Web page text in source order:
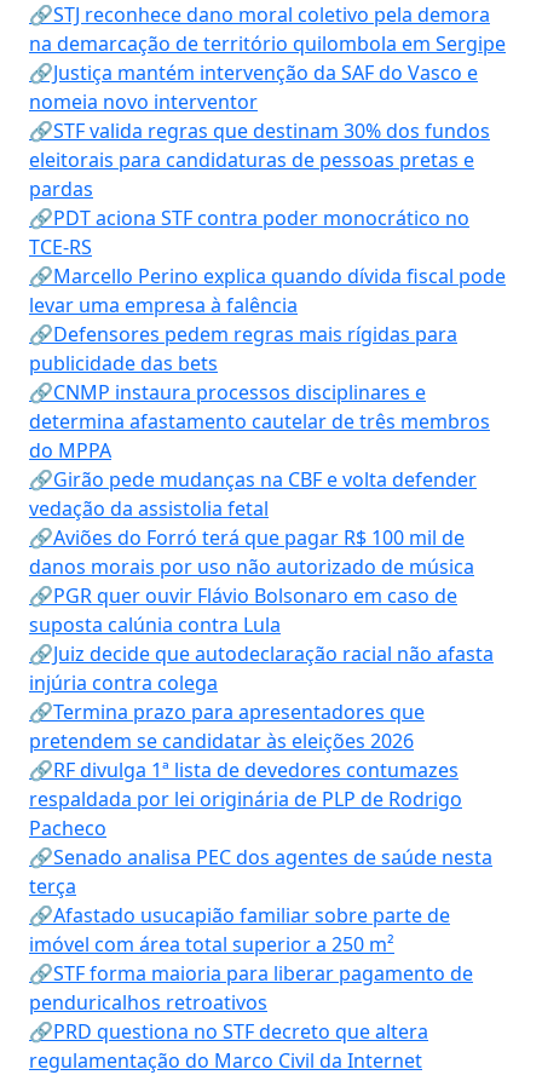
🔗STJ reconhece dano moral coletivo pela demora
na demarcação de território quilombola em Sergipe
🔗Justiça mantém intervenção da SAF do Vasco e
nomeia novo interventor
🔗STF valida regras que destinam 30% dos fundos
eleitorais para candidaturas de pessoas pretas e
pardas
🔗PDT aciona STF contra poder monocrático no
TCE-RS
🔗Marcello Perino explica quando dívida fiscal pode
levar uma empresa à falência
🔗Defensores pedem regras mais rígidas para
publicidade das bets
🔗CNMP instaura processos disciplinares e
determina afastamento cautelar de três membros
do MPPA
🔗Girão pede mudanças na CBF e volta defender
vedação da assistolia fetal
🔗Aviões do Forró terá que pagar R$ 100 mil de
danos morais por uso não autorizado de música
🔗PGR quer ouvir Flávio Bolsonaro em caso de
suposta calúnia contra Lula
🔗Juiz decide que autodeclaração racial não afasta
injúria contra colega
🔗Termina prazo para apresentadores que
pretendem se candidatar às eleições 2026
🔗RF divulga 1ª lista de devedores contumazes
respaldada por lei originária de PLP de Rodrigo
Pacheco
🔗Senado analisa PEC dos agentes de saúde nesta
terça
🔗Afastado usucapião familiar sobre parte de
imóvel com área total superior a 250 m²
🔗STF forma maioria para liberar pagamento de
penduricalhos retroativos
🔗PRD questiona no STF decreto que altera
regulamentação do Marco Civil da Internet